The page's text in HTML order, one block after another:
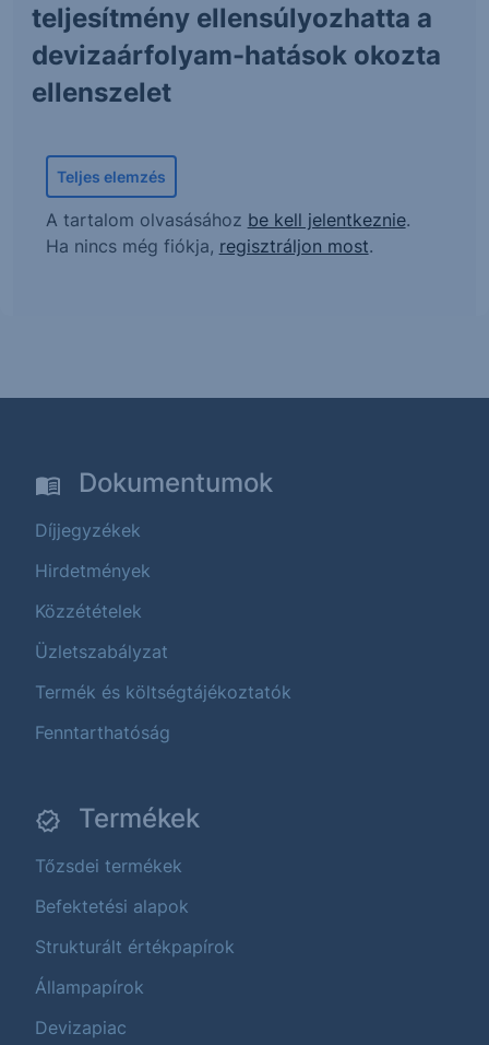
teljesítmény ellensúlyozhatta a
devizaárfolyam-hatások okozta
ellenszelet
Teljes elemzés
A tartalom olvasásához be kell jelentkeznie.
Ha nincs még fiókja, regisztráljon most.
Dokumentumok
Díjjegyzékek
Hirdetmények
Közzétételek
Üzletszabályzat
Termék és költségtájékoztatók
Fenntarthatóság
Termékek
Tőzsdei termékek
Befektetési alapok
Strukturált értékpapírok
Állampapírok
Devizapiac